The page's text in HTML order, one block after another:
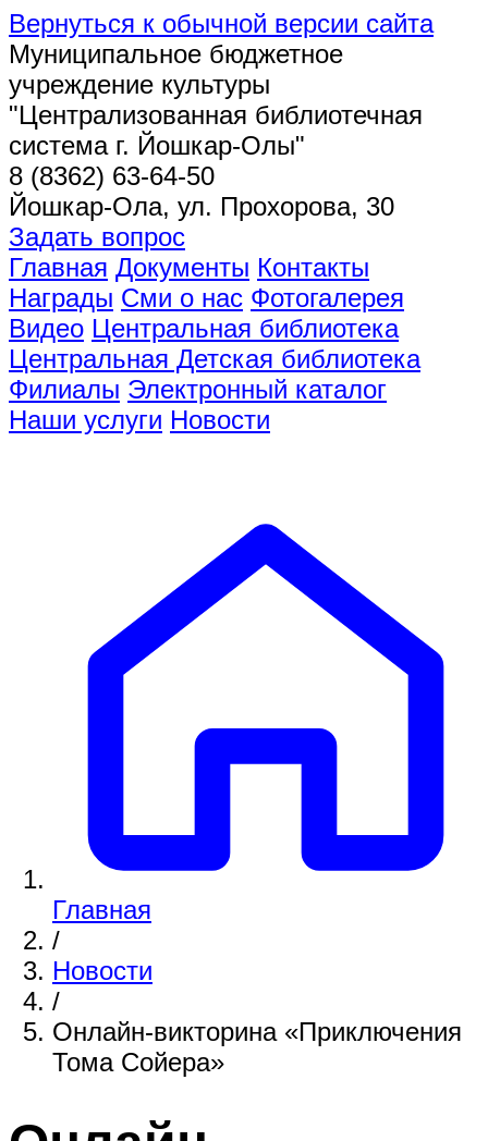
Вернуться к обычной версии сайта
Муниципальное бюджетное
учреждение культуры
"Централизованная библиотечная
система г. Йошкар-Олы"
8 (8362) 63-64-50
Йошкар-Ола, ул. Прохорова, 30
Задать вопрос
Главная Документы Контакты
Награды Сми о нас Фотогалерея
Видео Центральная библиотека
Центральная Детская библиотека
Филиалы Электронный каталог
Наши услуги Новости
Главная
/
Новости
/
Онлайн-викторина «Приключения
Тома Сойера»